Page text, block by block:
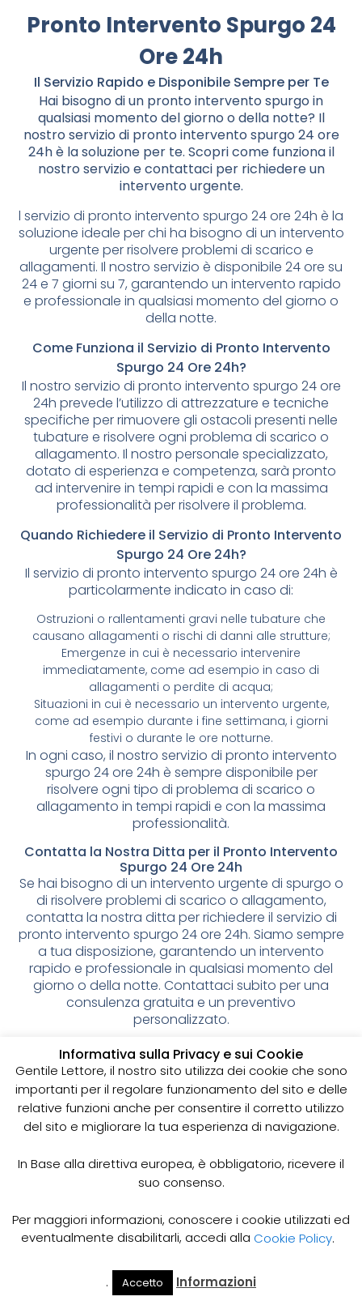
Pronto Intervento Spurgo 24
Ore 24h
Il Servizio Rapido e Disponibile Sempre per Te
Hai bisogno di un pronto intervento spurgo in
qualsiasi momento del giorno o della notte? Il
nostro servizio di pronto intervento spurgo 24 ore
24h è la soluzione per te. Scopri come funziona il
nostro servizio e contattaci per richiedere un
intervento urgente.
l servizio di pronto intervento spurgo 24 ore 24h è la
soluzione ideale per chi ha bisogno di un intervento
urgente per risolvere problemi di scarico e
allagamenti. Il nostro servizio è disponibile 24 ore su
24 e 7 giorni su 7, garantendo un intervento rapido
e professionale in qualsiasi momento del giorno o
della notte.
Come Funziona il Servizio di Pronto Intervento
Spurgo 24 Ore 24h?
Il nostro servizio di pronto intervento spurgo 24 ore
24h prevede l’utilizzo di attrezzature e tecniche
specifiche per rimuovere gli ostacoli presenti nelle
tubature e risolvere ogni problema di scarico o
allagamento. Il nostro personale specializzato,
dotato di esperienza e competenza, sarà pronto
ad intervenire in tempi rapidi e con la massima
professionalità per risolvere il problema.
Quando Richiedere il Servizio di Pronto Intervento
Spurgo 24 Ore 24h?
Il servizio di pronto intervento spurgo 24 ore 24h è
particolarmente indicato in caso di:
Ostruzioni o rallentamenti gravi nelle tubature che
causano allagamenti o rischi di danni alle strutture;
Emergenze in cui è necessario intervenire
immediatamente, come ad esempio in caso di
allagamenti o perdite di acqua;
Situazioni in cui è necessario un intervento urgente,
come ad esempio durante i fine settimana, i giorni
festivi o durante le ore notturne.
In ogni caso, il nostro servizio di pronto intervento
spurgo 24 ore 24h è sempre disponibile per
risolvere ogni tipo di problema di scarico o
allagamento in tempi rapidi e con la massima
professionalità.
Contatta la Nostra Ditta per il Pronto Intervento
Spurgo 24 Ore 24h
Se hai bisogno di un intervento urgente di spurgo o
di risolvere problemi di scarico o allagamento,
contatta la nostra ditta per richiedere il servizio di
pronto intervento spurgo 24 ore 24h. Siamo sempre
a tua disposizione, garantendo un intervento
rapido e professionale in qualsiasi momento del
giorno o della notte. Contattaci subito per una
consulenza gratuita e un preventivo
personalizzato.
Spurgo pozzi neri: cos’è e
perché è importante
I pozzi neri sono delle strutture sotterranee utilizzate
per la raccolta delle acque reflue domestiche,
sistema di smaltimento delle acque fognarie. Lo
spurgo dei pozzi neri è un’operazione essenziale
e prevenire il rischio di allagamenti, cattivi odori e
infezioni.
Lo spurgo dei pozzi neri viene effettuato mediante
l’utilizzo di apposite pompe e attrezzature
Cerca Il Mio
Informativa sulla Privacy e sui Cookie
Gentile Lettore, il nostro sito utilizza dei cookie che sono
importanti per il regolare funzionamento del sito e delle
relative funzioni anche per consentire il corretto utilizzo
del sito e migliorare la tua esperienza di navigazione.
In Base alla direttiva europea, è obbligatorio, ricevere il
suo consenso.
Per maggiori informazioni, conoscere i cookie utilizzati ed
eventualmente disabilitarli, accedi alla Cookie Policy.
. Accetto Informazioni